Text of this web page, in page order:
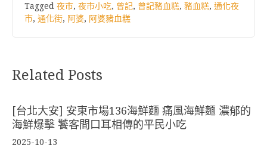
Tagged 夜市, 夜市小吃, 曾記, 曾記豬血糕, 豬血糕, 通化夜
市, 通化街, 阿婆, 阿婆豬血糕
Related Posts
[台北大安] 安東市場136海鮮麵 痛風海鮮麵 濃郁的
海鮮爆擊 饕客間口耳相傳的平民小吃
2025-10-13